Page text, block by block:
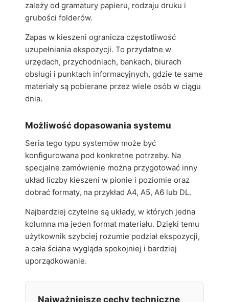
zależy od gramatury papieru, rodzaju druku i
grubości folderów.
Zapas w kieszeni ogranicza częstotliwość
uzupełniania ekspozycji. To przydatne w
urzędach, przychodniach, bankach, biurach
obsługi i punktach informacyjnych, gdzie te same
materiały są pobierane przez wiele osób w ciągu
dnia.
Możliwość dopasowania systemu
Seria tego typu systemów może być
konfigurowana pod konkretne potrzeby. Na
specjalne zamówienie można przygotować inny
układ liczby kieszeni w pionie i poziomie oraz
dobrać formaty, na przykład A4, A5, A6 lub DL.
Najbardziej czytelne są układy, w których jedna
kolumna ma jeden format materiału. Dzięki temu
użytkownik szybciej rozumie podział ekspozycji,
a cała ściana wygląda spokojniej i bardziej
uporządkowanie.
Najważniejsze cechy techniczne